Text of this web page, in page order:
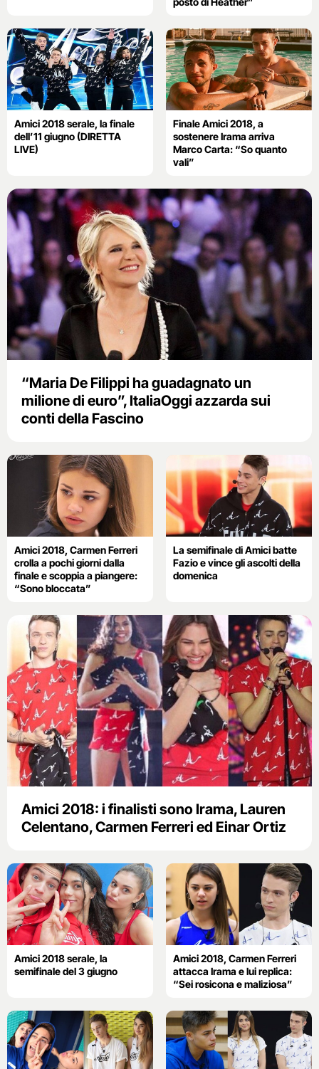
Amici 2018 serale, la finale
dell’11 giugno (DIRETTA
LIVE)
Finale Amici 2018, a
sostenere Irama arriva
Marco Carta: “So quanto
vali”
“Maria De Filippi ha guadagnato un
milione di euro”, ItaliaOggi azzarda sui
conti della Fascino
Amici 2018, Carmen Ferreri
crolla a pochi giorni dalla
finale e scoppia a piangere:
“Sono bloccata”
La semifinale di Amici batte
Fazio e vince gli ascolti della
domenica
Amici 2018: i finalisti sono Irama, Lauren
Celentano, Carmen Ferreri ed Einar Ortiz
Amici 2018 serale, la
semifinale del 3 giugno
Amici 2018, Carmen Ferreri
attacca Irama e lui replica:
“Sei rosicona e maliziosa”